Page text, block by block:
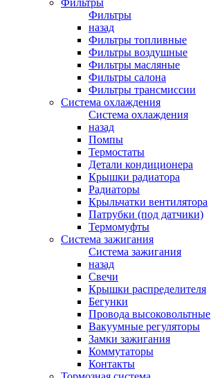
Фильтры
Фильтры
назад
Фильтры топливные
Фильтры воздушные
Фильтры масляные
Фильтры салона
Фильтры трансмиссии
Система охлаждения
Система охлаждения
назад
Помпы
Термостаты
Детали кондиционера
Крышки радиатора
Радиаторы
Крыльчатки вентилятора
Патрубки (под датчики)
Термомуфты
Система зажигания
Система зажигания
назад
Свечи
Крышки распределителя
Бегунки
Провода высоковольтные
Вакуумные регуляторы
Замки зажигания
Коммутаторы
Контакты